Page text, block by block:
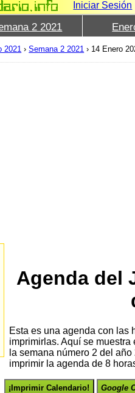
Iniciar Sesión
2 2021
2021 ›Semana 2 2021 › 14 Enero
Agenda del
Esta es una agenda con las
imprimirlas. Aquí se
la semana número 2 del
imprimir la agenda de 8
¡Imprimir Calendario! Google